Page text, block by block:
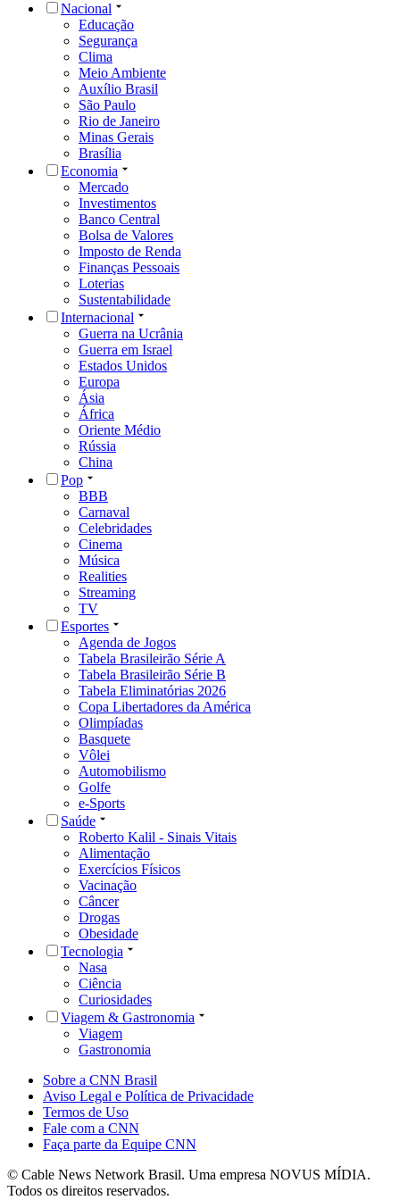
Nacional
Educação
Segurança
Clima
Meio Ambiente
Auxílio Brasil
São Paulo
Rio de Janeiro
Minas Gerais
Brasília
Economia
Mercado
Investimentos
Banco Central
Bolsa de Valores
Imposto de Renda
Finanças Pessoais
Loterias
Sustentabilidade
Internacional
Guerra na Ucrânia
Guerra em Israel
Estados Unidos
Europa
Ásia
África
Oriente Médio
Rússia
China
Pop
BBB
Carnaval
Celebridades
Cinema
Música
Realities
Streaming
TV
Esportes
Agenda de Jogos
Tabela Brasileirão Série A
Tabela Brasileirão Série B
Tabela Eliminatórias 2026
Copa Libertadores da América
Olimpíadas
Basquete
Vôlei
Automobilismo
Golfe
e-Sports
Saúde
Roberto Kalil - Sinais Vitais
Alimentação
Exercícios Físicos
Vacinação
Câncer
Drogas
Obesidade
Tecnologia
Nasa
Ciência
Curiosidades
Viagem & Gastronomia
Viagem
Gastronomia
Sobre a CNN Brasil
Aviso Legal e Política de Privacidade
Termos de Uso
Fale com a CNN
Faça parte da Equipe CNN
© Cable News Network Brasil. Uma empresa NOVUS MÍDIA.
Todos os direitos reservados.